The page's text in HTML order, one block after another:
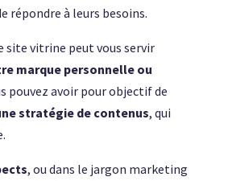
répondre à leurs besoins.
site vitrine peut vous servir
marque personnelle ou
pouvez avoir pour objectif de
stratégie de contenus, qui
, ou dans le jargon marketing